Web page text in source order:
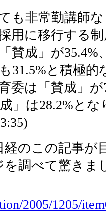
も非常勤講師
用に移行する
賛成」が35.4%
31.5%と積極的
委は「賛成」
」は28.2%とな
経のこの記事が
を調べて驚きま
2005/1205/